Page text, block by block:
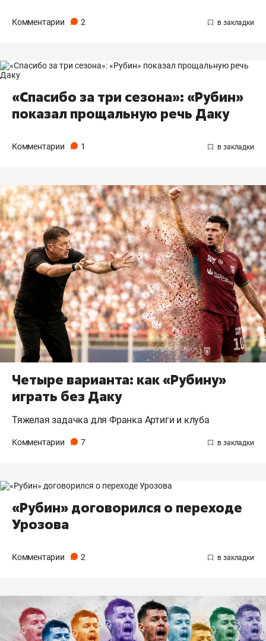
Комментарии 2
«Спасибо за три сезона»: «Рубин»
показал прощальную речь Даку
Комментарии 1
Четыре варианта: как «Рубину»
играть без Даку
Тяжелая задачка для Франка Артиги и клуба
Комментарии 7
«Рубин» договорился о переходе
Урозова
Комментарии 2